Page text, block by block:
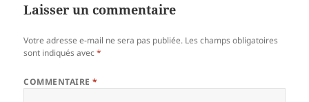
Laisser un commentaire
Votre adresse e-mail ne sera pas publiée. Les champs obligatoires
sont indiqués avec*
COMMENTAIRE*